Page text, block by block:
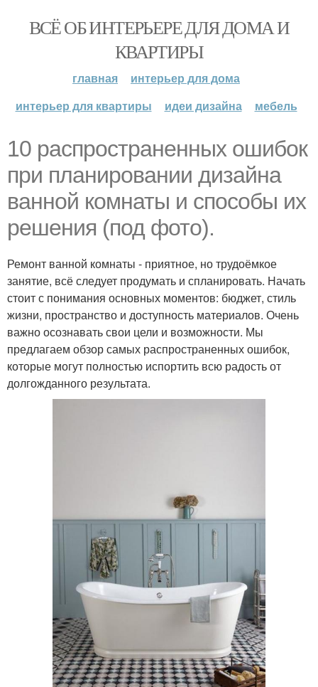
ВСЁ ОБ ИНТЕРЬЕРЕ ДЛЯ ДОМА И
КВАРТИРЫ
главная
интерьер для дома
интерьер для квартиры
идеи дизайна мебель
10 распространенных ошибок
при планировании дизайна
ванной комнаты и способы их
решения (под фото).
Ремонт ванной комнаты - приятное, но трудоёмкое
занятие, всё следует продумать и спланировать. Начать
стоит с понимания основных моментов: бюджет, стиль
жизни, пространство и доступность материалов. Очень
важно осознавать свои цели и возможности. Мы
предлагаем обзор самых распространенных ошибок,
которые могут полностью испортить всю радость от
долгожданного результата.